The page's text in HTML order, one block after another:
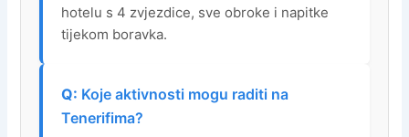
hotelu s 4 zvjezdice, sve obroke i napitke
tijekom boravka.
Koje aktivnosti mogu raditi na
Tenerifima?